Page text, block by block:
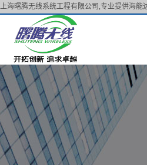
上海曙腾无线系统工程有限公司,专业提供海